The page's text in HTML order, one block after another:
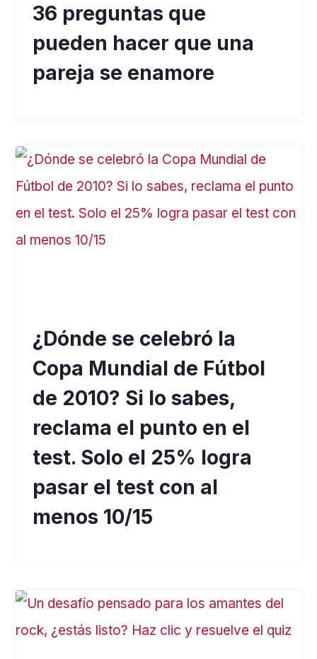
36 preguntas que
pueden hacer que una
pareja se enamore
¿Dónde se celebró la
Copa Mundial de Fútbol
de 2010? Si lo sabes,
reclama el punto en el
test. Solo el 25% logra
pasar el test con al
menos 10/15